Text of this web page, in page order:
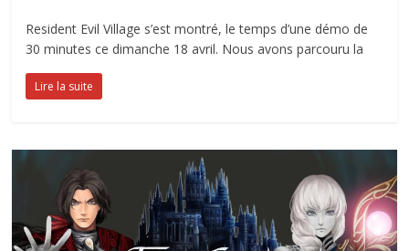
Resident Evil Village s’est montré, le temps d’une démo de
30 minutes ce dimanche 18 avril. Nous avons parcouru la
Lire la suite